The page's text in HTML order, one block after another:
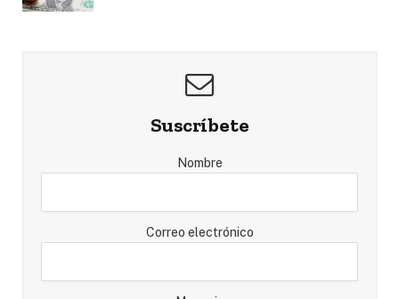
Suscríbete
Nombre
Correo electrónico